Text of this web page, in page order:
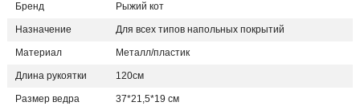
Бренд Рыжий кот
Назначение Для всех типов напольных покрытий
Материал Металл/пластик
Длина рукоятки 120см
Размер ведра 37*21,5*19 см